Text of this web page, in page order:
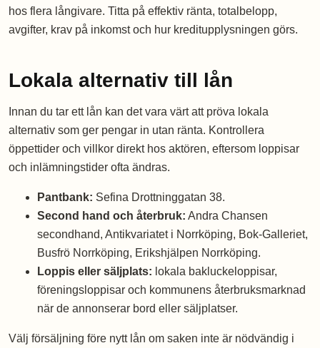
hos flera långivare. Titta på effektiv ränta, totalbelopp,
avgifter, krav på inkomst och hur kreditupplysningen görs.
Lokala alternativ till lån
Innan du tar ett lån kan det vara värt att pröva lokala
alternativ som ger pengar in utan ränta. Kontrollera
öppettider och villkor direkt hos aktören, eftersom loppisar
och inlämningstider ofta ändras.
Pantbank: Sefina Drottninggatan 38.
Second hand och återbruk: Andra Chansen
secondhand, Antikvariatet i Norrköping, Bok-Galleriet,
Busfrö Norrköping, Erikshjälpen Norrköping.
Loppis eller säljplats: lokala bakluckeloppisar,
föreningsloppisar och kommunens återbruksmarknad
när de annonserar bord eller säljplatser.
Välj försäljning före nytt lån om saken inte är nödvändig i